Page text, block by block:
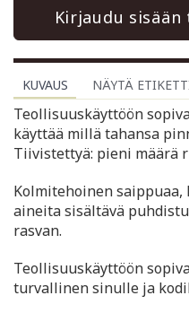
Kirjaudu
KUVAUS NÄYTÄ
Teollisuuskäyttöön
käyttää millä tahansa
Tiivistettyä: pieni määrä
Kolmitehoinen
aineita sisältävä
rasvan.
Teollisuuskäyttöön
turvallinen sinulle ja